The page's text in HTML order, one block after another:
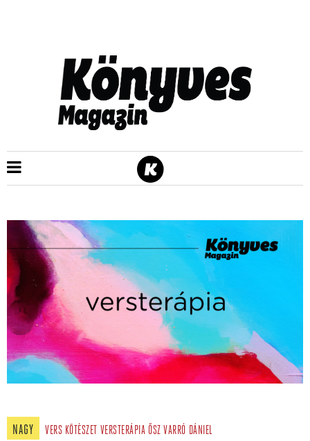
NAGY VERS KÖTÉSZET VERSTERÁPIA ŐSZ VARRÓ DÁNIEL